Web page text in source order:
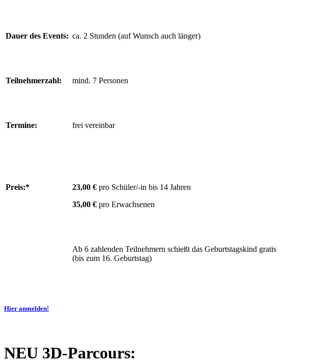
Dauer des Events: ca. 2 Stunden (auf Wunsch auch länger)
Teilnehmerzahl: mind. 7 Personen
Termine: frei vereinbar
Preis:* 23,00 € pro Schüler/-in bis 14 Jahren
35,00 € pro Erwachsenen
Ab 6 zahlenden Teilnehmern schießt das Geburtstagskind gratis
(bis zum 16. Geburtstag)
Hier anmelden!
NEU 3D-Parcours: